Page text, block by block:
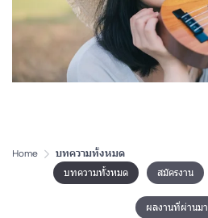
Home บทความทั้งหมด
บทความทั้งหมด สมัครงาน
ผลงานที่ผ่านมา